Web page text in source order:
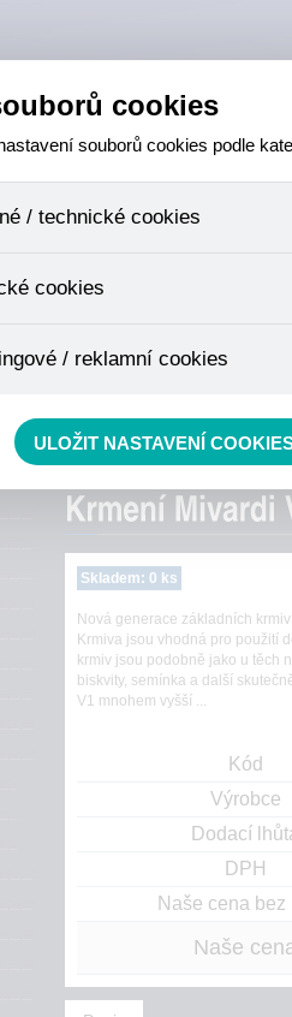
Právě se nacházíte:
Method mixy
Skladem: 0 ks
Nová generace základních
Krmiva jsou vhodná pro použití
krmiv jsou podobně jako u těch
biskvity, semínka a další
V1 mnohem vyšší ...
Kód
Výrobce
Dodací
DPH
Naše cena bez
Naše
cookies
souborů cookies podle
/ technické cookies
produktů v nákupním košíku,
a není možné jej ani odebrat.
cookies
protože anonymizované cookies
apod.
/ reklamní cookies
ULOŽIT NASTAVENÍ